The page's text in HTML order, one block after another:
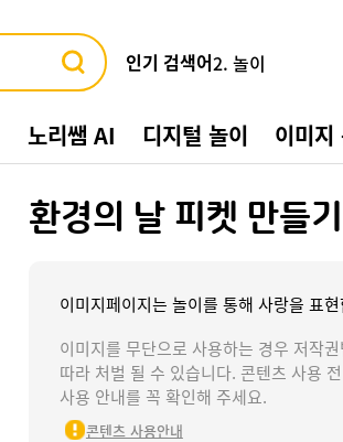
인기 검색어3. 바다
6. 수박
7. 여름환경구성
9. 물놀이
10. 수영장
2. 놀이
노리쌤 AI 디지털 놀이 이미지
환경의 날 피켓 만들기
이미지페이지는 놀이를 통해 사랑을 표
이미지를 무단으로 사용하는 경우 저작
따라 처벌 될 수 있습니다. 콘텐츠 사용
사용 안내를 꼭 확인해 주세요.
콘텐츠 사용안내